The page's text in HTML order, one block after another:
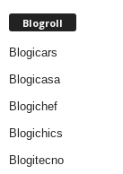
Blogroll
Blogicars
Blogicasa
Blogichef
Blogichics
Blogitecno